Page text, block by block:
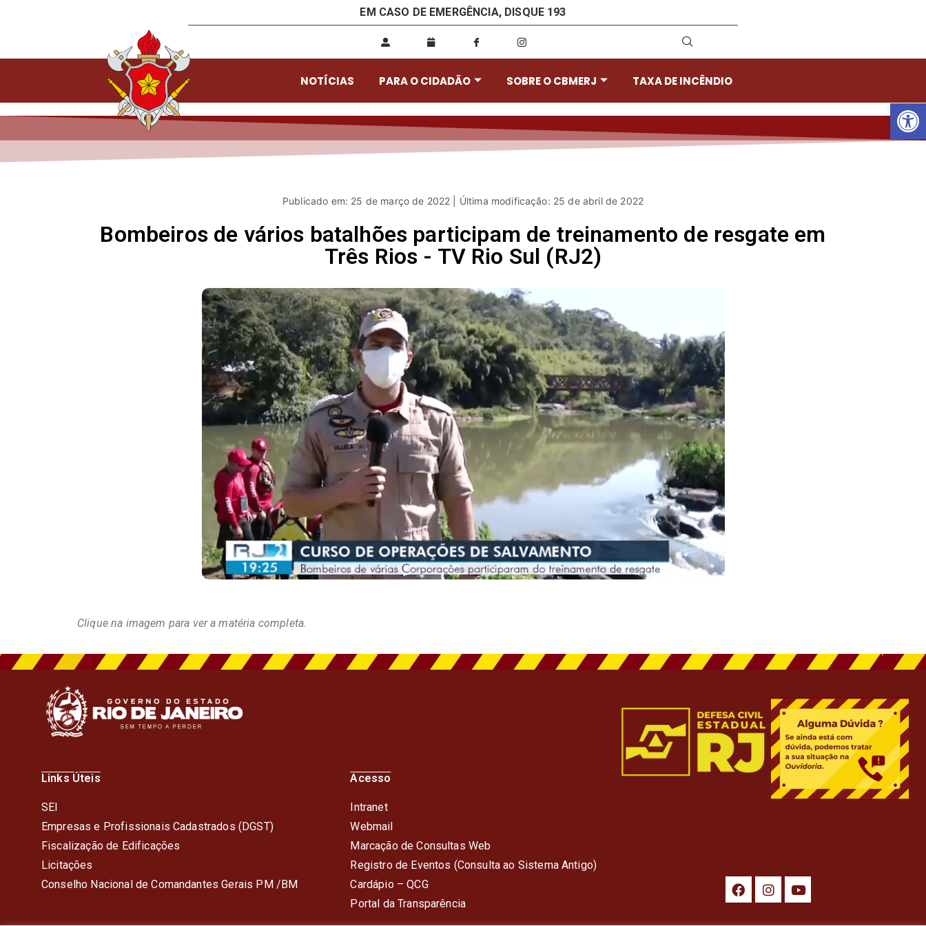
EM CASO DE EMERGÊNCIA, DISQUE 193
NOTÍCIAS PARA O CIDADÃO SOBRE O CBMERJ TAXA DE INCÊNDIO
Publicado em: 25 de março de 2022 | Última modificação: 25 de abril de 2022
Bombeiros de vários batalhões participam de treinamento de resgate em
Três Rios - TV Rio Sul (RJ2)
Clique na imagem para ver a matéria completa.
Links Úteis
SEI
Empresas e Profissionais Cadastrados (DGST)
Fiscalização de Edificações
Licitações
Conselho Nacional de Comandantes Gerais PM /BM
Acesso
Intranet
Webmail
Marcação de Consultas Web
Registro de Eventos (Consulta ao Sistema Antigo)
Cardápio – QCG
Portal da Transparência